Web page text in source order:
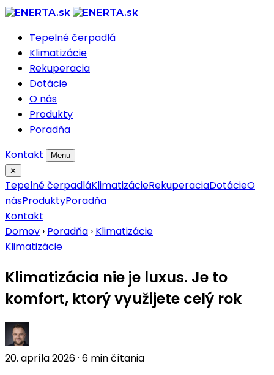
Tepelné čerpadlá
Klimatizácie
Rekuperacia
Dotácie
O nás
Produkty
Poradňa
Kontakt
Menu
✕
Tepelné čerpadláKlimatizácieRekuperaciaDotácieO
násProduktyPoradňa
Kontakt
Domov › Poradňa › Klimatizácie
Klimatizácie
Klimatizácia nie je luxus. Je to
komfort, ktorý využijete celý rok
20. apríla 2026· 6 min čítania